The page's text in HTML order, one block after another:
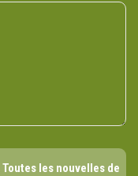
Toutes les nouvelles de